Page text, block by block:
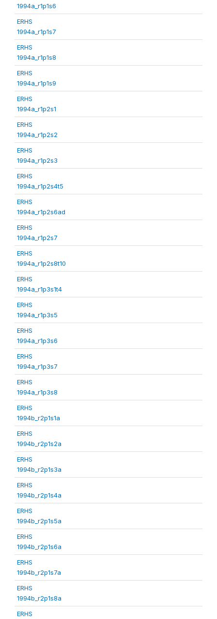
1994a_r1p1s6
ERHS
1994a_r1p1s7
ERHS
1994a_r1p1s8
ERHS
1994a_r1p1s9
ERHS
1994a_r1p2s1
ERHS
1994a_r1p2s2
ERHS
1994a_r1p2s3
ERHS
1994a_r1p2s4t5
ERHS
1994a_r1p2s6ad
ERHS
1994a_r1p2s7
ERHS
1994a_r1p2s8t10
ERHS
1994a_r1p3s1t4
ERHS
1994a_r1p3s5
ERHS
1994a_r1p3s6
ERHS
1994a_r1p3s7
ERHS
1994a_r1p3s8
ERHS
1994b_r2p1s1a
ERHS
1994b_r2p1s2a
ERHS
1994b_r2p1s3a
ERHS
1994b_r2p1s4a
ERHS
1994b_r2p1s5a
ERHS
1994b_r2p1s6a
ERHS
1994b_r2p1s7a
ERHS
1994b_r2p1s8a
ERHS